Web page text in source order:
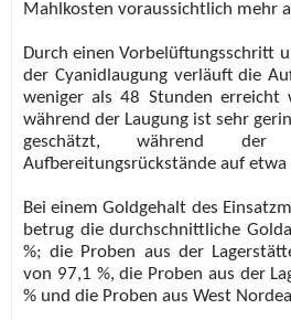
Mahlkosten voraussichtlich mehr
Durch einen Vorbelüftungsschritt
der Cyanidlaugung verläuft die
weniger als 48 Stunden erreicht
während der Laugung ist sehr
geschätzt, während
Aufbereitungsrückstände auf
Bei einem Goldgehalt des
betrug die durchschnittliche
%; die Proben aus der
von 97,1 %, die Proben aus der
% und die Proben aus West